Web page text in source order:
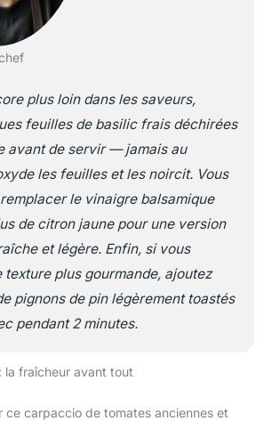
plus loin dans les saveurs,
feuilles de basilic frais déchirées
avant de servir — jamais au
les feuilles et les noircit. Vous
le vinaigre balsamique
de citron jaune pour une version
et légère. Enfin, si vous
texture plus gourmande, ajoutez
pignons de pin légèrement toastés
pendant 2 minutes.
la fraîcheur avant tout
ce carpaccio de tomates anciennes et